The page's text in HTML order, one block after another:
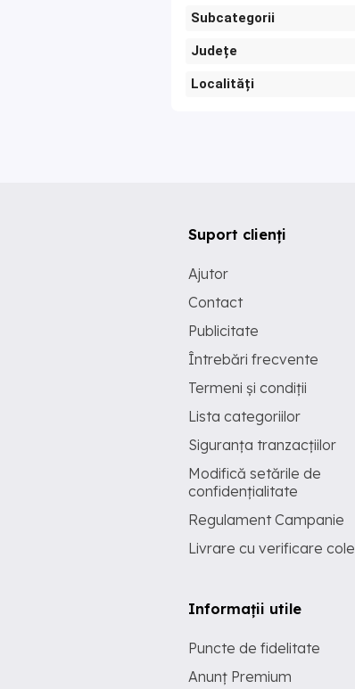
Subcategorii
Județe
Localități
Suport clienți
Ajutor
Contact
Publicitate
Întrebări frecvente
Termeni și condiții
Lista categoriilor
Siguranța tranzacțiilor
Modifică setările de
confidențialitate
Regulament Campanie
Livrare cu verificare
Informații utile
Puncte de fidelitate
Anunț Premium